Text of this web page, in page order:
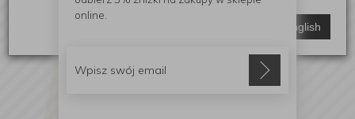
Switch to English
online.